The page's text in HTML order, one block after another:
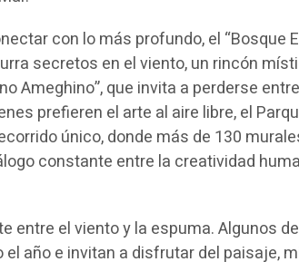
con lo más profundo, el “Bosque
secretos en el viento, un rincón
Ameghino”, que invita a perderse
prefieren el arte al aire libre, el
único, donde más de 130
constante entre la creatividad
entre el viento y la espuma. Algunos
año e invitan a disfrutar del paisaje,